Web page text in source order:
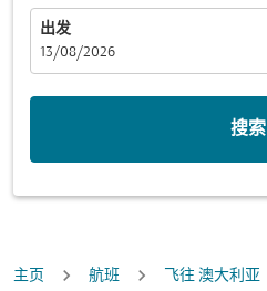
出发
fc-booking-departure-date-aria-label
13/08/2026
搜索
主页 航班 飞往 澳大利亚